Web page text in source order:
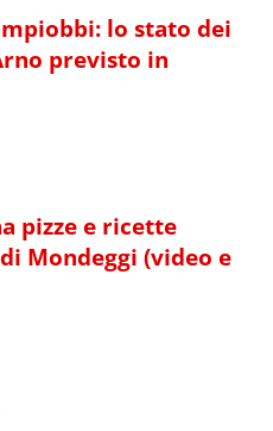
lo stato dei
previsto in
pizze e ricette
Mondeggi (video e